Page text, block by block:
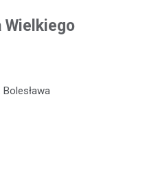
Wielkiego